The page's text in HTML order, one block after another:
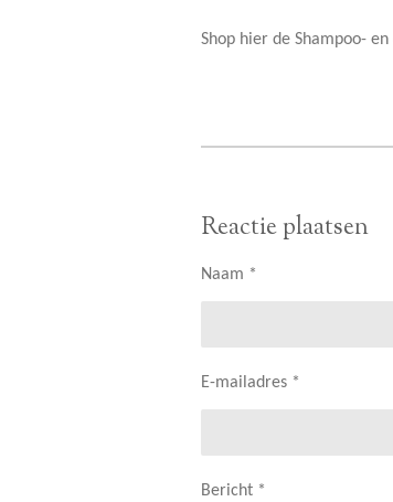
Shop hier de Shampoo-
Reactie plaatsen
Naam *
E-mailadres *
Bericht *